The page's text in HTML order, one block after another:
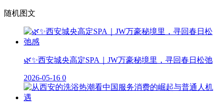
随机图文
🌿✨西安城央高定SPA｜JW万豪秘境里，寻回春日松弛
2026-05-16 0